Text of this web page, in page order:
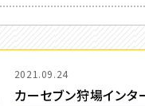
2021.09.24
カーセブン狩場インタ